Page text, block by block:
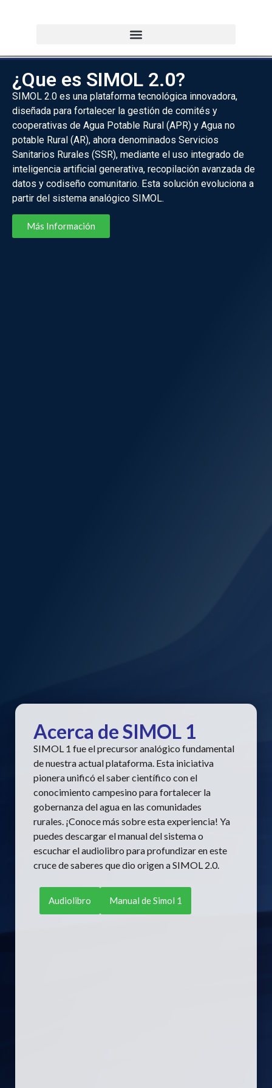
¿Que es SIMOL 2.0?
SIMOL 2.0 es una plataforma tecnológica innovadora,
diseñada para fortalecer la gestión de comités y
cooperativas de Agua Potable Rural (APR) y Agua no
potable Rural (AR), ahora denominados Servicios
Sanitarios Rurales (SSR), mediante el uso integrado de
inteligencia artificial generativa, recopilación avanzada de
datos y codiseño comunitario. Esta solución evoluciona a
partir del sistema analógico SIMOL.
Más Información
Acerca de SIMOL 1
SIMOL 1 fue el precursor analógico fundamental
de nuestra actual plataforma. Esta iniciativa
pionera unificó el saber científico con el
conocimiento campesino para fortalecer la
gobernanza del agua en las comunidades
rurales. ¡Conoce más sobre esta experiencia! Ya
puedes descargar el manual del sistema o
escuchar el audiolibro para profundizar en este
cruce de saberes que dio origen a SIMOL 2.0.
Audiolibro Manual de Simol 1